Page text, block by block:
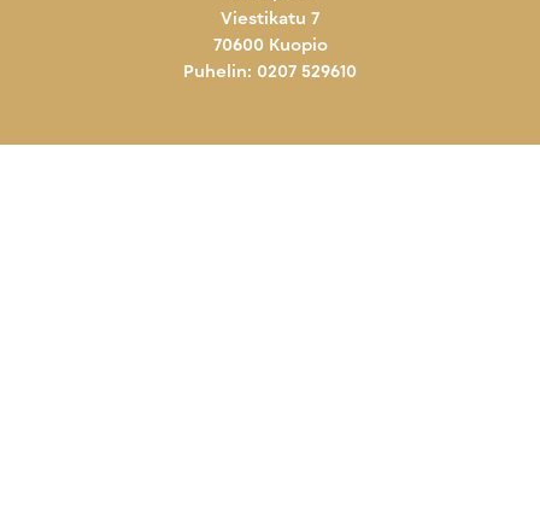
Viestikatu 7
70600 Kuopio
Puhelin: 0207 529610